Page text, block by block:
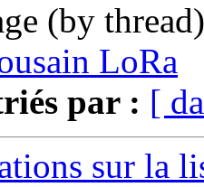
(by
LoRa
par : [
sur la